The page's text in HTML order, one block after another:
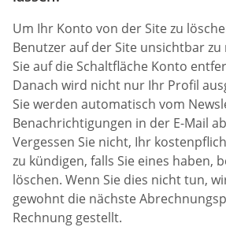
Um Ihr Konto von der Site zu
Benutzer auf der Site unsichtbar zu
Sie auf die Schaltfläche Konto
Danach wird nicht nur Ihr Profil
Sie werden automatisch vom
Benachrichtigungen in der E-Mail
Vergessen Sie nicht, Ihr
zu kündigen, falls Sie eines haben,
löschen. Wenn Sie dies nicht tun,
gewohnt die nächste
Rechnung gestellt.